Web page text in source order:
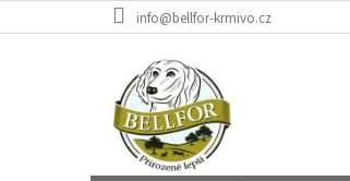
na
info@bellfor-krmivo.cz